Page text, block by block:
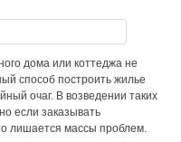
дома или коттеджа не
способ построить жилье
очаг. В возведении таких
если заказывать
лишается массы проблем.